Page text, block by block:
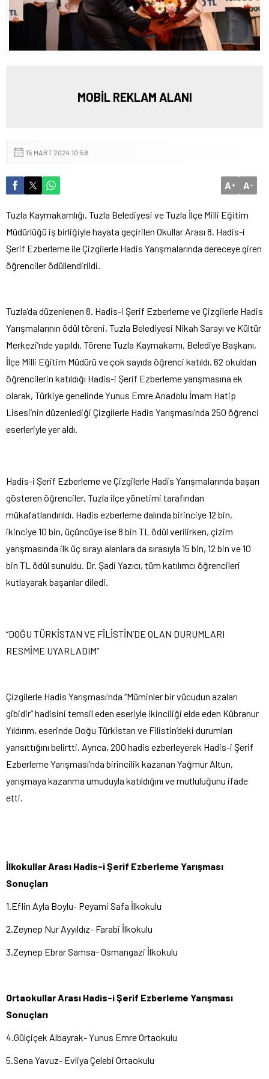
MOBİL REKLAM ALANI
15 MART 2024 10:58
A+ A-
Tuzla Kaymakamlığı, Tuzla Belediyesi ve Tuzla İlçe Milli Eğitim
Müdürlüğü iş birliğiyle hayata geçirilen Okullar Arası 8. Hadis-i
Şerif Ezberleme ile Çizgilerle Hadis Yarışmalarında dereceye giren
öğrenciler ödüllendirildi.
Tuzla’da düzenlenen 8. Hadis-i Şerif Ezberleme ve Çizgilerle Hadis
Yarışmalarının ödül töreni, Tuzla Belediyesi Nikah Sarayı ve Kültür
Merkezi’nde yapıldı. Törene Tuzla Kaymakamı, Belediye Başkanı,
İlçe Milli Eğitim Müdürü ve çok sayıda öğrenci katıldı. 62 okuldan
öğrencilerin katıldığı Hadis-i Şerif Ezberleme yarışmasına ek
olarak, Türkiye genelinde Yunus Emre Anadolu İmam Hatip
Lisesi’nin düzenlediği Çizgilerle Hadis Yarışması’nda 250 öğrenci
eserleriyle yer aldı.
Hadis-i Şerif Ezberleme ve Çizgilerle Hadis Yarışmalarında başarı
gösteren öğrenciler, Tuzla ilçe yönetimi tarafından
mükafatlandırıldı. Hadis ezberleme dalında birinciye 12 bin,
ikinciye 10 bin, üçüncüye ise 8 bin TL ödül verilirken, çizim
yarışmasında ilk üç sırayı alanlara da sırasıyla 15 bin, 12 bin ve 10
bin TL ödül sunuldu. Dr. Şadi Yazıcı, tüm katılımcı öğrencileri
kutlayarak başarılar diledi.
“DOĞU TÜRKİSTAN VE FİLİSTİN’DE OLAN DURUMLARI
RESMİME UYARLADIM”
Çizgilerle Hadis Yarışması’nda “Müminler bir vücudun azaları
gibidir” hadisini temsil eden eseriyle ikinciliği elde eden Kübranur
Yıldırım, eserinde Doğu Türkistan ve Filistin’deki durumları
yansıttığını belirtti. Ayrıca, 200 hadis ezberleyerek Hadis-i Şerif
Ezberleme Yarışması’nda birincilik kazanan Yağmur Altun,
yarışmaya kazanma umuduyla katıldığını ve mutluluğunu ifade
etti.
İlkokullar Arası Hadis-i Şerif Ezberleme Yarışması
Sonuçları
1.Eflin Ayla Boylu- Peyami Safa İlkokulu
2.Zeynep Nur Ayyıldız- Farabi İlkokulu
3.Zeynep Ebrar Samsa- Osmangazi İlkokulu
Ortaokullar Arası Hadis-i Şerif Ezberleme Yarışması
Sonuçları
4.Gülçiçek Albayrak- Yunus Emre Ortaokulu
5.Sena Yavuz- Evliya Çelebi Ortaokulu